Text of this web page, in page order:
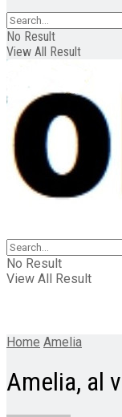
No Result
View All Result
No Result
View All Result
Home Amelia
Amelia, al